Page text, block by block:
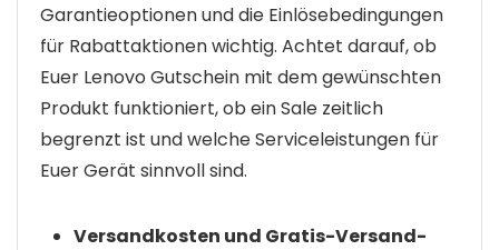
Garantieoptionen und die Einlösebedingungen
für Rabattaktionen wichtig. Achtet darauf, ob
Euer Lenovo Gutschein mit dem gewünschten
Produkt funktioniert, ob ein Sale zeitlich
begrenzt ist und welche Serviceleistungen für
Euer Gerät sinnvoll sind.
Versandkosten und Gratis-Versand-